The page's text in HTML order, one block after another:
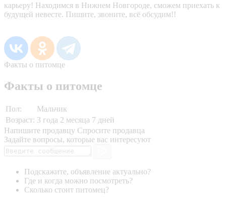
карьеру! Находимся в Нижнем Новгороде, сможем приехать к
будущей невесте. Пишите, звоните, всё обсудим!!
Факты о питомце
Факты о питомце
Пол:
Мальчик
Возраст: 3 года 2 месяца 7 дней
Напишите продавцу Спросите продавца
Задайте вопросы, которые вас интересуют
Подскажите, объявление актуально?
Где и когда можно посмотреть?
Сколько стоит питомец?